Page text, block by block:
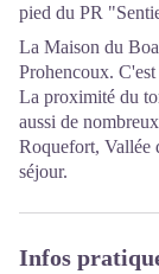
pied du PR
La Maison du
Prohencoux.
La proximité du
aussi de
Roquefort, Vallée
séjour.
Infos